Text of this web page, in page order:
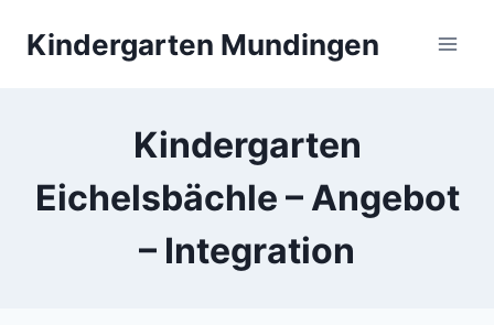
InhaltKindergarten Mundingen
Kindergarten
Eichelsbächle – Angebot
– Integration